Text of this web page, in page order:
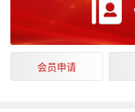
会员申请